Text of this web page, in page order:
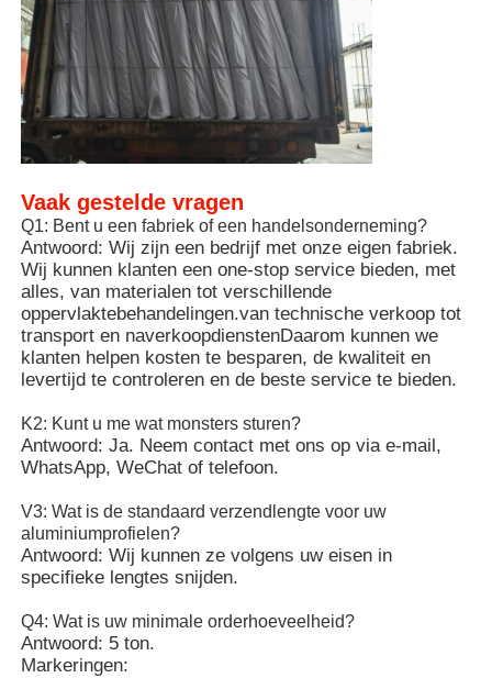
Profielen van aluminium
Aluminium extrusieprofielen voor warmteafvoeringen
Vaak gestelde vragen
Q1: Bent u een fabriek of een handelsonderneming?
Antwoord: Wij zijn een bedrijf met onze eigen fabriek.
Wij kunnen klanten een one-stop service bieden, met
alles, van materialen tot verschillende
oppervlaktebehandelingen.van technische verkoop tot
transport en naverkoopdienstenDaarom kunnen we
klanten helpen kosten te besparen, de kwaliteit en
levertijd te controleren en de beste service te bieden.
K2: Kunt u me wat monsters sturen?
Antwoord: Ja. Neem contact met ons op via e-mail,
WhatsApp, WeChat of telefoon.
V3: Wat is de standaard verzendlengte voor uw
aluminiumprofielen?
Antwoord: Wij kunnen ze volgens uw eisen in
specifieke lengtes snijden.
Q4: Wat is uw minimale orderhoeveelheid?
Antwoord: 5 ton.
Markeringen: